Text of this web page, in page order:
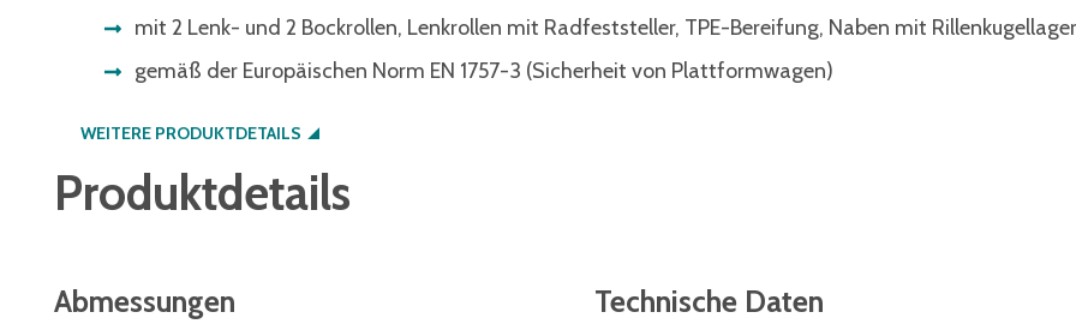
mit 2 Lenk- und 2 Bockrollen, Lenkrollen mit Radfeststeller, TPE-Bereifung, Naben mit Rillenkugellager
gemäß der Europäischen Norm EN 1757-3 (Sicherheit von Plattformwagen)
WEITERE PRODUKTDETAILS
Produktdetails
Abmessungen Technische Daten